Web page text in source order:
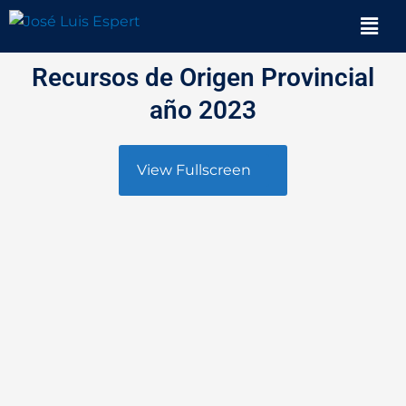
contenido
Recursos de Origen Provincial
año 2023
View Fullscreen